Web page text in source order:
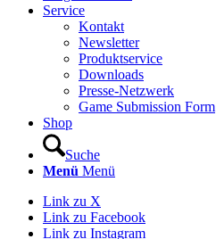
Service
Kontakt
Newsletter
Produktservice
Downloads
Presse-Netzwerk
Game Submission Form
Shop
Suche
Menü Menü
Link zu X
Link zu Facebook
Link zu Instagram